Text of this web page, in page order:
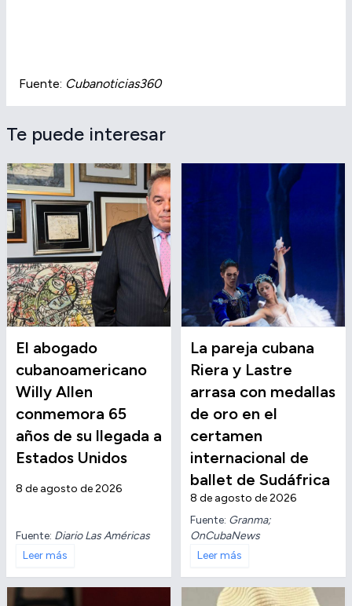
Fuente: Cubanoticias360
Te puede interesar
El abogado
cubanoamericano
Willy Allen
conmemora 65
años de su llegada a
Estados Unidos
8 de agosto de 2026
Fuente: Diario Las Américas
Leer más
La pareja cubana
Riera y Lastre
arrasa con medallas
de oro en el
certamen
internacional de
ballet de Sudáfrica
8 de agosto de 2026
Fuente: Granma;
OnCubaNews
Leer más